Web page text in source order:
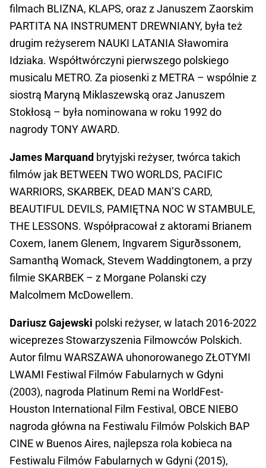
filmach BLIZNA, KLAPS, oraz z Januszem Zaorskim
PARTITA NA INSTRUMENT DREWNIANY, była też
drugim reżyserem NAUKI LATANIA Sławomira
Idziaka. Współtwórczyni pierwszego polskiego
musicalu METRO. Za piosenki z METRA – wspólnie z
siostrą Maryną Miklaszewską oraz Januszem
Stokłosą – była nominowana w roku 1992 do
nagrody TONY AWARD.
James Marquand brytyjski reżyser, twórca takich
filmów jak BETWEEN TWO WORLDS, PACIFIC
WARRIORS, SKARBEK, DEAD MAN’S CARD,
BEAUTIFUL DEVILS, PAMIĘTNA NOC W STAMBULE,
THE LESSONS. Współpracował z aktorami Brianem
Coxem, Ianem Glenem, Ingvarem Sigurðssonem,
Samanthą Womack, Stevem Waddingtonem, a przy
filmie SKARBEK – z Morgane Polanski czy
Malcolmem McDowellem.
Dariusz Gajewski polski reżyser, w latach 2016-2022
wiceprezes Stowarzyszenia Filmowców Polskich.
Autor filmu WARSZAWA uhonorowanego ZŁOTYMI
LWAMI Festiwal Filmów Fabularnych w Gdyni
(2003), nagroda Platinum Remi na WorldFest-
Houston International Film Festival, OBCE NIEBO
nagroda główna na Festiwalu Filmów Polskich BAP
CINE w Buenos Aires, najlepsza rola kobieca na
Festiwalu Filmów Fabularnych w Gdyni (2015),